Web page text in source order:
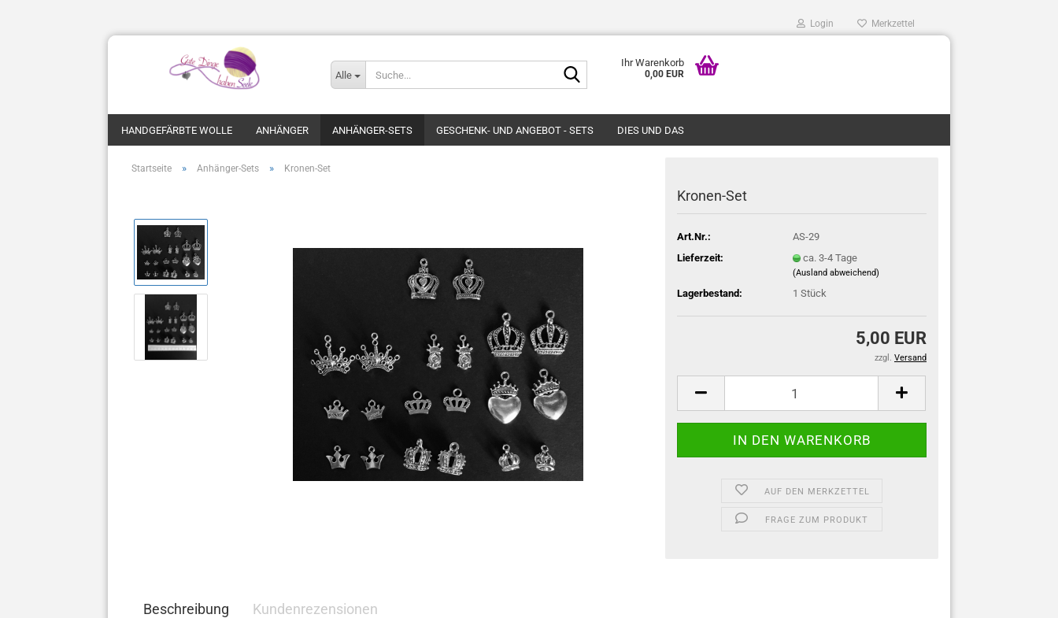
Login Merkzettel
Alle
Ihr Warenkorb
0,00 EUR
HANDGEFÄRBTE WOLLE ANHÄNGER ANHÄNGER-SETS GESCHENK- UND ANGEBOT - SETS DIES UND DAS
Startseite » Anhänger-Sets » Kronen-Set
Kronen-Set
Art.Nr.:
AS-29
Lieferzeit:
ca. 3-4 Tage
(Ausland abweichend)
Lagerbestand: 1Stück
5,00 EUR
zzgl. Versand
AUF DEN MERKZETTEL
FRAGE ZUM PRODUKT
Beschreibung Kundenrezensionen